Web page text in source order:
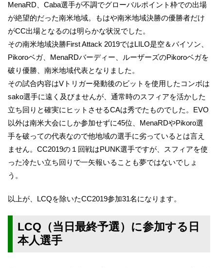
MenaRD、Caba選手が不調でグローバルポイント枠での出場
が絶望的だった南米地域。もはや南米地域決勝の優勝者だけ
がCC出場となるのは明らかな状況でした。
その南米地域決勝First Attack 2019ではLILO是空＆バイソン、
Pikoroベガ、MenaRDバーディー、ルーザーズのPikoroベガを
破り優勝、南米地域代表となりました。
その試合内容はVトリガー発動後のビットを使用したコンボは
sako選手に遠く及びませんが、通常時のスフィアを活かした
立ち回りと確実にヒットさせるCAは秀でたものでした。EVO
以外は南米大会にしか参加せずに45位、MenaRDやPikoro選
手を破っての代表なので他地域の選手に劣っているとは言え
ません。CC2019の１回戦はPUNK選手ですが、スフィアを使
った冷たい立ち回りで一矢報いることも夢ではないでしょ
う。
以上が、LCQを除いたCC2019参加31名になります。
LCQ（当日最終予選）に参加する日
本人選手